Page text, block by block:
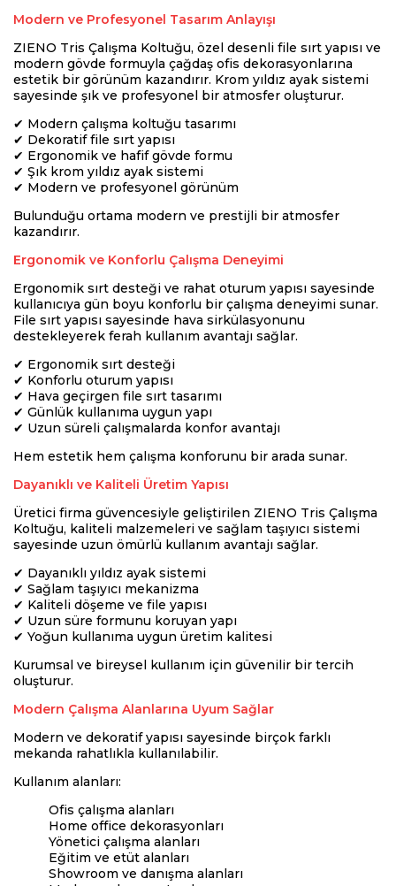
Modern ve Profesyonel Tasarım Anlayışı
ZIENO Tris Çalışma Koltuğu, özel desenli file sırt yapısı ve
modern gövde formuyla çağdaş ofis dekorasyonlarına
estetik bir görünüm kazandırır. Krom yıldız ayak sistemi
sayesinde şık ve profesyonel bir atmosfer oluşturur.
✔ Modern çalışma koltuğu tasarımı
✔ Dekoratif file sırt yapısı
✔ Ergonomik ve hafif gövde formu
✔ Şık krom yıldız ayak sistemi
✔ Modern ve profesyonel görünüm
Bulunduğu ortama modern ve prestijli bir atmosfer
kazandırır.
Ergonomik ve Konforlu Çalışma Deneyimi
Ergonomik sırt desteği ve rahat oturum yapısı sayesinde
kullanıcıya gün boyu konforlu bir çalışma deneyimi sunar.
File sırt yapısı sayesinde hava sirkülasyonunu
destekleyerek ferah kullanım avantajı sağlar.
✔ Ergonomik sırt desteği
✔ Konforlu oturum yapısı
✔ Hava geçirgen file sırt tasarımı
✔ Günlük kullanıma uygun yapı
✔ Uzun süreli çalışmalarda konfor avantajı
Hem estetik hem çalışma konforunu bir arada sunar.
Dayanıklı ve Kaliteli Üretim Yapısı
Üretici firma güvencesiyle geliştirilen ZIENO Tris Çalışma
Koltuğu, kaliteli malzemeleri ve sağlam taşıyıcı sistemi
sayesinde uzun ömürlü kullanım avantajı sağlar.
✔ Dayanıklı yıldız ayak sistemi
✔ Sağlam taşıyıcı mekanizma
✔ Kaliteli döşeme ve file yapısı
✔ Uzun süre formunu koruyan yapı
✔ Yoğun kullanıma uygun üretim kalitesi
Kurumsal ve bireysel kullanım için güvenilir bir tercih
oluşturur.
Modern Çalışma Alanlarına Uyum Sağlar
Modern ve dekoratif yapısı sayesinde birçok farklı
mekanda rahatlıkla kullanılabilir.
Kullanım alanları:
Ofis çalışma alanları
Home office dekorasyonları
Yönetici çalışma alanları
Eğitim ve etüt alanları
Showroom ve danışma alanları